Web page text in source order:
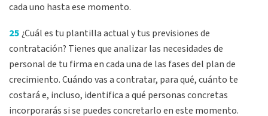
cada uno hasta ese momento.
25¿Cuál es tu plantilla actual y tus previsiones de
contratación? Tienes que analizar las necesidades de
personal de tu firma en cada una de las fases del plan de
crecimiento. Cuándo vas a contratar, para qué, cuánto te
costará e, incluso, identifica a qué personas concretas
incorporarás si se puedes concretarlo en este momento.